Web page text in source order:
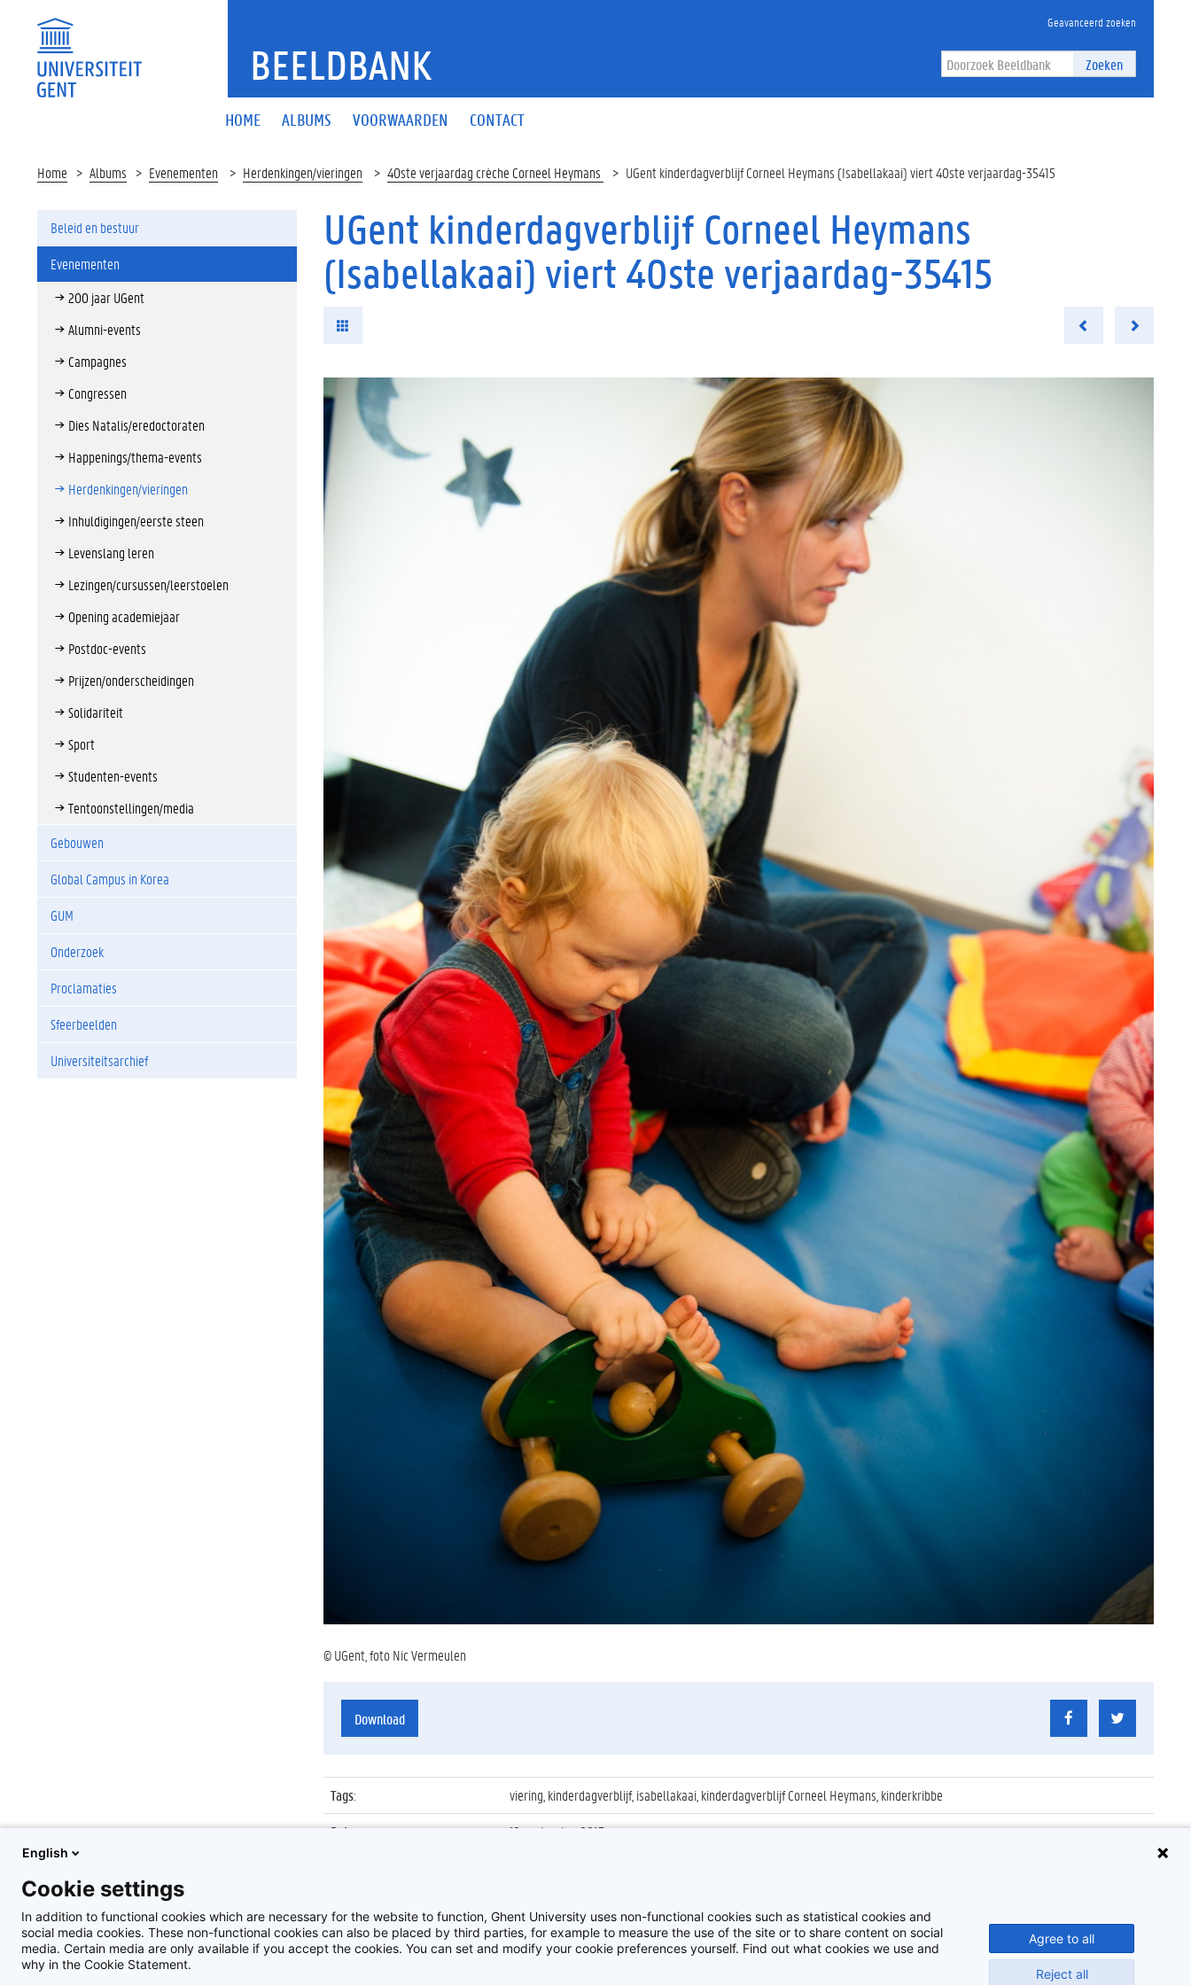
BEELDBANK
Geavanceerd zoeken
Zoeken
HOME ALBUMS VOORWAARDEN CONTACT
Home Albums Evenementen Herdenkingen/vieringen 40ste verjaardag crèche Corneel Heymans UGent kinderdagverblijf Corneel Heymans (Isabellakaai) viert 40ste verjaardag-35415
Beleid en bestuur
Evenementen
200 jaar UGent
Alumni-events
Campagnes
Congressen
Dies Natalis/eredoctoraten
Happenings/thema-events
Herdenkingen/vieringen
Inhuldigingen/eerste steen
Levenslang leren
Lezingen/cursussen/leerstoelen
Opening academiejaar
Postdoc-events
Prijzen/onderscheidingen
Solidariteit
Sport
Studenten-events
Tentoonstellingen/media
Gebouwen
Global Campus in Korea
GUM
Onderzoek
Proclamaties
Sfeerbeelden
Universiteitsarchief
UGent kinderdagverblijf Corneel Heymans
(Isabellakaai) viert 40ste verjaardag-35415
© UGent, foto Nic Vermeulen
Download
Tags:
viering, kinderdagverblijf, isabellakaai, kinderdagverblijf Corneel Heymans, kinderkribbe
Datum:
12 september 2013
English
Cookie settings
In addition to functional cookies which are necessary for the website to function, Ghent University uses non-functional cookies such as statistical cookies and
social media cookies. These non-functional cookies can also be placed by third parties, for example to measure the use of the site or to share content on social
media. Certain media are only available if you accept the cookies. You can set and modify your cookie preferences yourself. Find out what cookies we use and
why in the Cookie Statement.
Agree to all
Reject all